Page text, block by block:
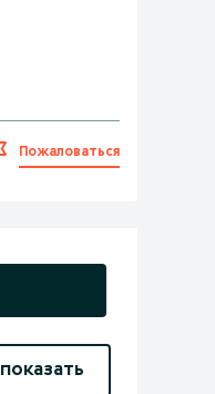
Пожаловаться
показать